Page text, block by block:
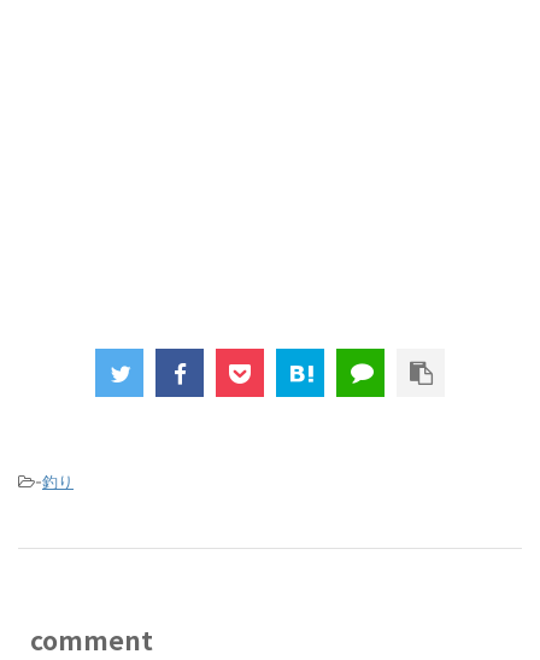
-釣り
comment